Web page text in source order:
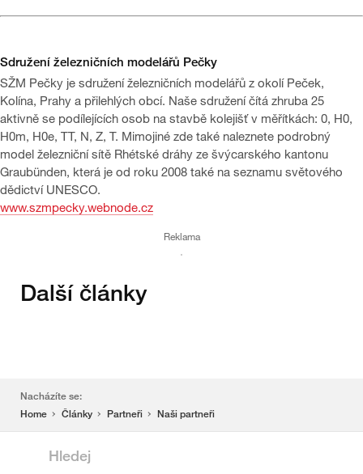
Sdružení železničních modelářů Pečky
SŽM Pečky je sdružení železničních modelářů z okolí Peček,
Kolína, Prahy a přilehlých obcí. Naše sdružení čítá zhruba 25
aktivně se podílejících osob na stavbě kolejišť v měřítkách: 0, H0,
H0m, H0e, TT, N, Z, T. Mimojiné zde také naleznete podrobný
model železniční sítě Rhétské dráhy ze švýcarského kantonu
Graubünden, která je od roku 2008 také na seznamu světového
dědictví UNESCO.
www.szmpecky.webnode.cz
Reklama
Další články
Nacházíte se:
Home
Články Partneři Naši partneři
HledáníHledej